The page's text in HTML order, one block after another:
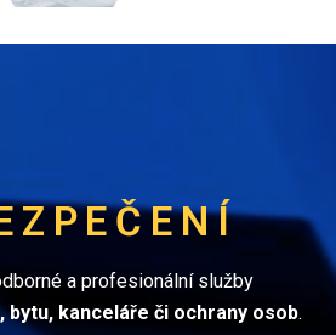
a profesionální služby
bytu, kanceláře či ochrany osob.